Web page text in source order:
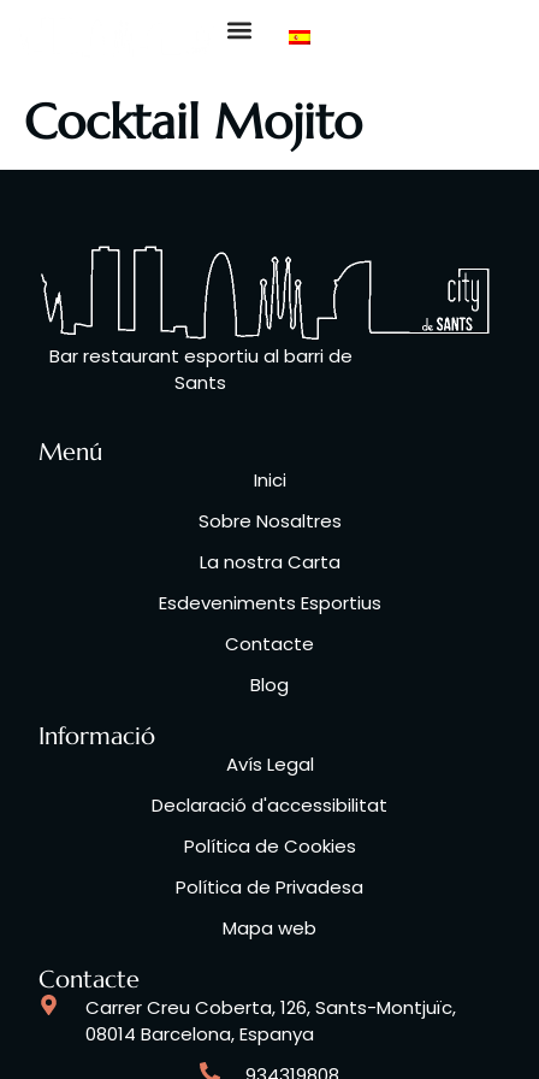
Cocktail Mojito
Bar restaurant esportiu al barri de
Sants
Menú
Inici
Sobre Nosaltres
La nostra Carta
Esdeveniments Esportius
Contacte
Blog
Informació
Avís Legal
Declaració d'accessibilitat
Política de Cookies
Política de Privadesa
Mapa web
Contacte
Carrer Creu Coberta, 126, Sants-Montjuïc,
08014 Barcelona, Espanya